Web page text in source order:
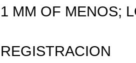
1 MM OF MENOS;